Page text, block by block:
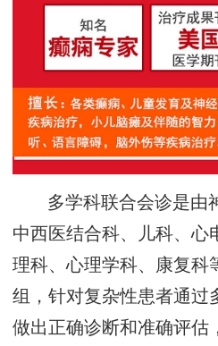
多学科联合会诊是由
中西医结合科、儿科、心
理科、心理学科、康复科
组，针对复杂性患者通过
做出正确诊断和准确评估